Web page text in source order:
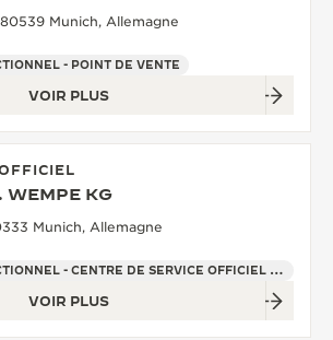
Munich, Allemagne
- POINT DE VENTE
VOIR PLUS
WEMPE KG
Munich, Allemagne
CONTRÔLE FONCTIONNEL - CENTRE DE SERVICE OFFICIEL - POINT DE VENTE
VOIR PLUS